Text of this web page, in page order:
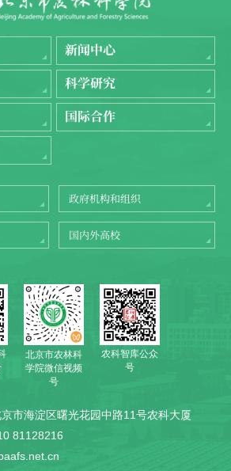
新闻中心
科学研究
国际合作
政府机构和组织
国内外高校
北京市农林科
学院微信视频
号
农科智库公众
号
市海淀区曙光花园中路11号农科大厦
81128216